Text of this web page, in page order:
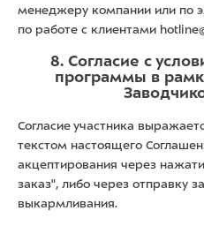
менеджеру компании или по
по работе с клиентами
8. Согласие с
программы в
Согласие участника
текстом настоящего
акцептирования через
заказ", либо через отправку
выкармливания.